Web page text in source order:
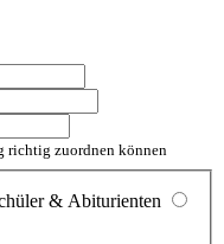
richtig zuordnen können
& Abiturienten